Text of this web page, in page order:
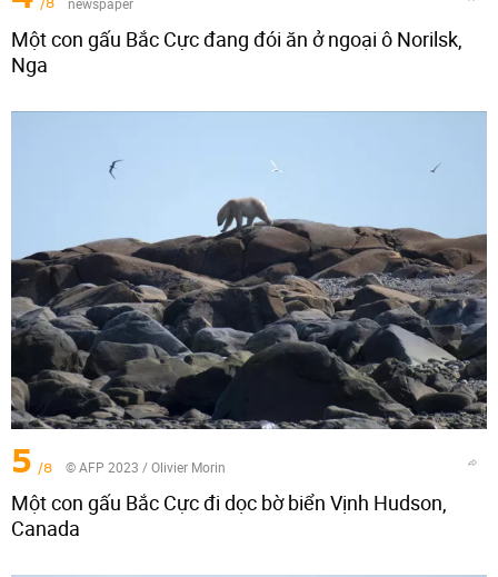
Một con gấu Bắc Cực đang đói ăn ở ngoại ô Norilsk,
Nga
5 /8 © AFP 2023 / Olivier Morin
Một con gấu Bắc Cực đi dọc bờ biển Vịnh Hudson,
Canada